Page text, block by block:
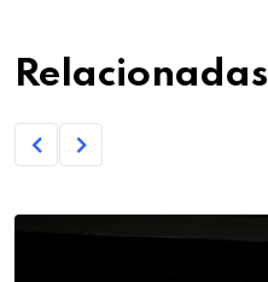
Relacionadas